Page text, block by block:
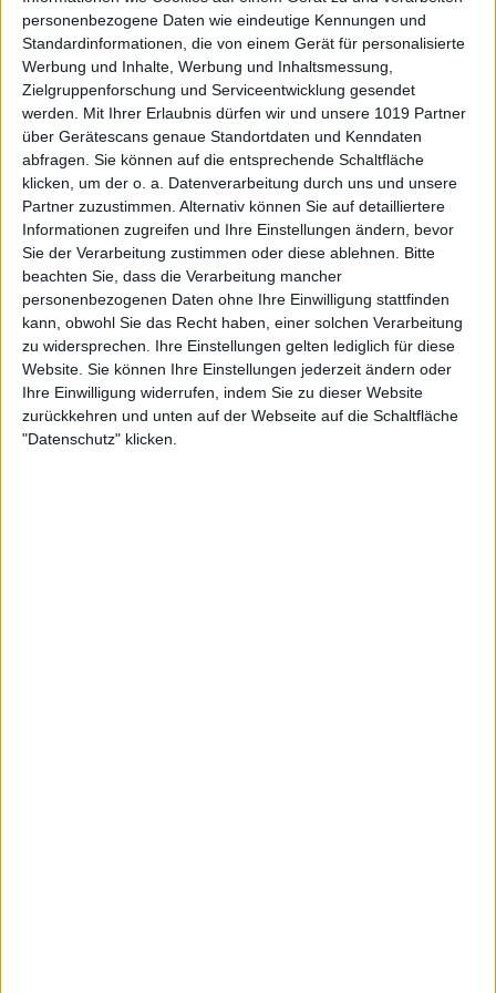
personenbezogene Daten wie eindeutige Kennungen und
Standardinformationen, die von einem Gerät für personalisierte
Werbung und Inhalte, Werbung und Inhaltsmessung,
Zielgruppenforschung und Serviceentwicklung gesendet
werden.
Mit Ihrer Erlaubnis dürfen wir und unsere 1019 Partner
über Gerätescans genaue Standortdaten und Kenndaten
abfragen. Sie können auf die entsprechende Schaltfläche
klicken, um der o. a. Datenverarbeitung durch uns und unsere
Partner zuzustimmen. Alternativ können Sie auf detailliertere
Informationen zugreifen und Ihre Einstellungen ändern, bevor
Sie der Verarbeitung zustimmen oder diese ablehnen.
Bitte
beachten Sie, dass die Verarbeitung mancher
personenbezogenen Daten ohne Ihre Einwilligung stattfinden
kann, obwohl Sie das Recht haben, einer solchen Verarbeitung
zu widersprechen. Ihre Einstellungen gelten lediglich für diese
Website. Sie können Ihre Einstellungen jederzeit ändern oder
Ihre Einwilligung widerrufen, indem Sie zu dieser Website
zurückkehren und unten auf der Webseite auf die Schaltfläche
"Datenschutz" klicken.